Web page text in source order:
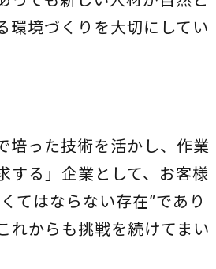
環境づくりを大切にしてい
培った技術を活かし、作業
する」企業として、お客様
てはならない存在”であり
れからも挑戦を続けてまい